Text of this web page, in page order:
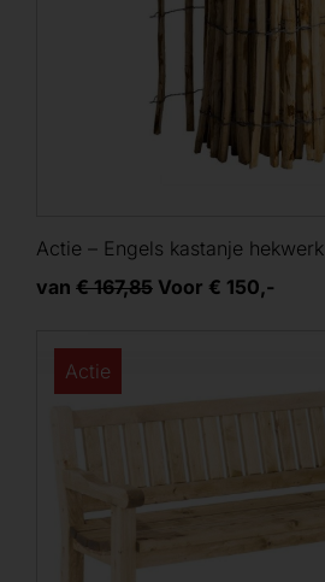
Actie – Engels kastanje hekwerk
van € 167,85 Voor € 150,-
Actie